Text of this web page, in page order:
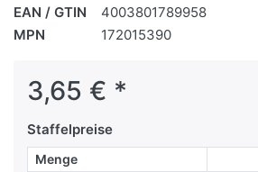
EAN / GTIN
4003801789958
MPN
172015390
3,65 € *
Staffelpreise
Menge